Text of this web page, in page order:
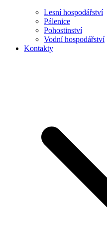
Lesní hospodářství
Pálenice
Pohostinství
Vodní hospodářství
Kontakty